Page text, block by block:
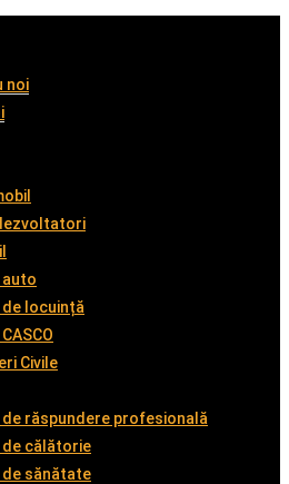
noi
auto
locuință
Civile
răspundere profesională
de călătorie
sănătate